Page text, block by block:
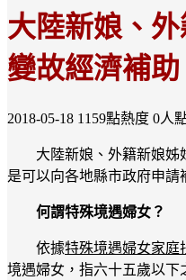
大陸新娘、
變故經濟補助
2018-05-18 1159點熱度 0人
大陸新娘、外籍新娘姊
是可以向各地縣市政府申請
何謂特殊境遇婦女？
依據特殊境遇婦女家庭
境遇婦女，指六十五歲以下